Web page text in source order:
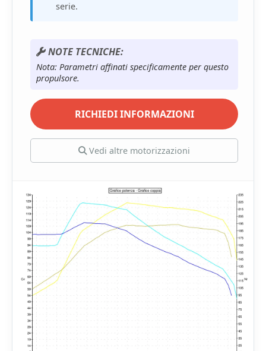
serie.
NOTE TECNICHE:
Nota: Parametri affinati specificamente per questo
propulsore.
RICHIEDI INFORMAZIONI
Vedi altre motorizzazioni